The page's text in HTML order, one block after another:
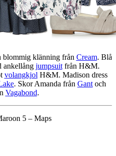
blommig klänning från Cream. Blå
ankellång jumpsuitfrån H&M.
volangkjol H&M. Madison dress
. Skor Amanda från Gant och
Vagabond.
5 – Maps